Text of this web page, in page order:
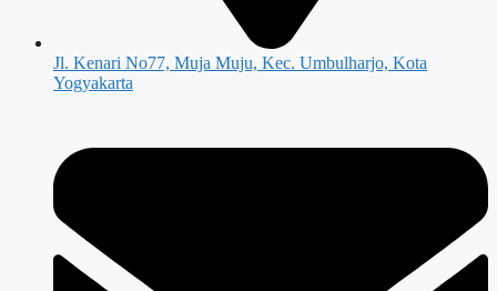
Jl. Kenari No77, Muja Muju, Kec. Umbulharjo, Kota
Yogyakarta